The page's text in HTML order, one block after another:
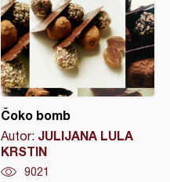
Čoko bomb
Autor: JULIJANA LULA
KRSTIN
9021